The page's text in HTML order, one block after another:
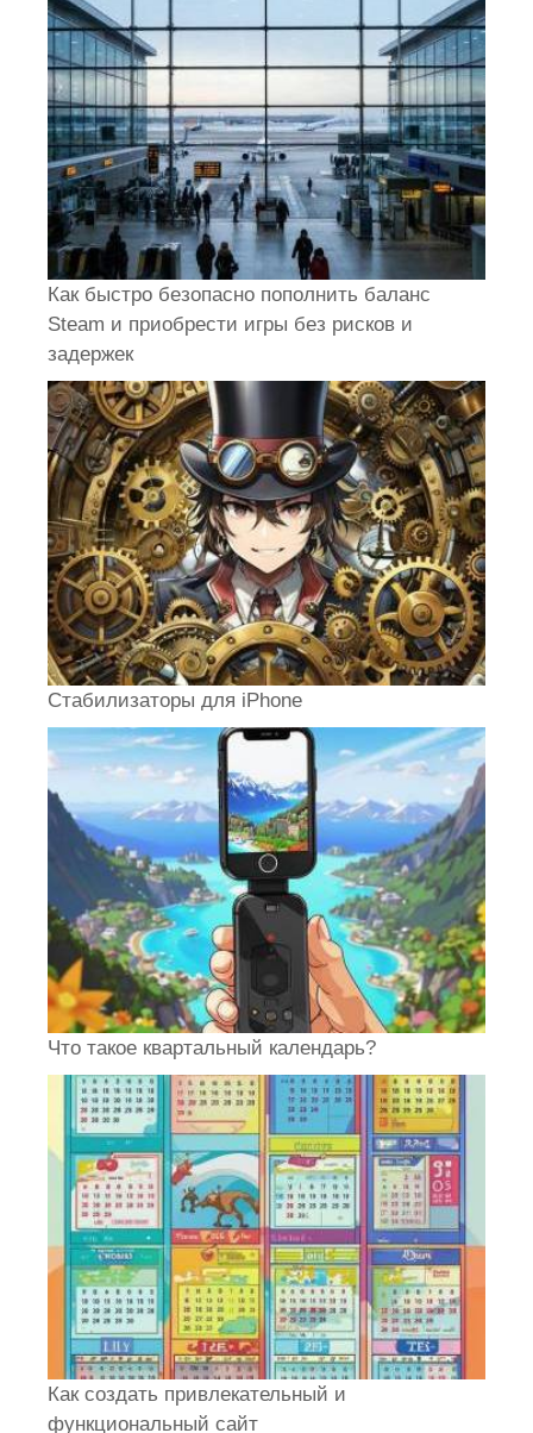
Как быстро безопасно пополнить баланс
Steam и приобрести игры без рисков и
задержек
Стабилизаторы для iPhone
Что такое квартальный календарь?
Как создать привлекательный и
функциональный сайт